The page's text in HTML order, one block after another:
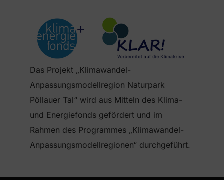
Das Projekt „Klimawandel-
Anpassungsmodellregion Naturpark
Pöllauer Tal“ wird aus Mitteln des Klima-
und Energiefonds gefördert und im
Rahmen des Programmes „Klimawandel-
Anpassungsmodellregionen“ durchgeführt.